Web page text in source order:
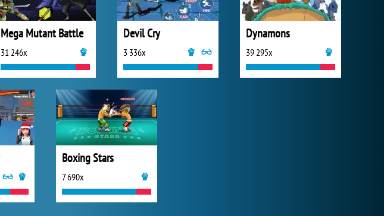
Mega Mutant Battle
31 246x
Devil Cry
3 336x
Dynamons
39 295x
Boxing Stars
7 690x